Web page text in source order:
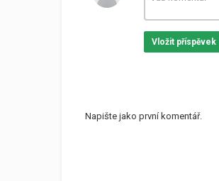
Tak, co si myslíš o hřeFortnite
IGN ,
Vložit příspěvek
Napište jako první komentář.